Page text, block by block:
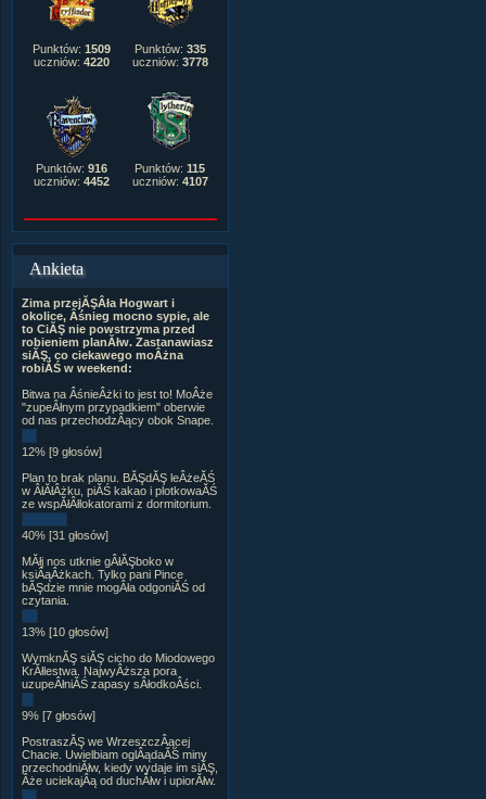
Punktów: 1509
uczniów: 4220
Punktów: 335
uczniów: 3778
Punktów: 916
uczniów: 4452
Punktów: 115
uczniów: 4107
Ankieta
Zima przejĂŞÂła Hogwart i
okolice, Âśnieg mocno sypie, ale
to CiĂŞ nie powstrzyma przed
robieniem planĂłw. Zastanawiasz
siĂŞ, co ciekawego moÂżna
robiĂŚ w weekend:
Bitwa na ÂśnieÂżki to jest to! MoÂże
"zupeÂłnym przypadkiem" oberwie
od nas przechodzÂący obok Snape.
12% [9 głosów]
Plan to brak planu. BĂŞdĂŞ leÂżeĂŚ
w ÂłĂłÂżku, piĂŚ kakao i plotkowaĂŚ
ze wspĂłÂłlokatorami z dormitorium.
40% [31 głosów]
MĂłj nos utknie gÂłĂŞboko w
ksiÂąÂżkach. Tylko pani Pince
bĂŞdzie mnie mogÂła odgoniĂŚ od
czytania.
13% [10 głosów]
WymknĂŞ siĂŞ cicho do Miodowego
KrĂłlestwa. NajwyÂższa pora
uzupeÂłniĂŚ zapasy sÂłodkoÂści.
9% [7 głosów]
PostraszĂŞ we WrzeszczÂącej
Chacie. Uwielbiam oglÂądaĂŚ miny
przechodniĂłw, kiedy wydaje im siĂŞ,
Âże uciekajÂą od duchĂłw i upiorĂłw.